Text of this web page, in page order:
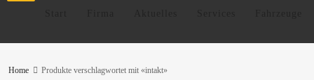
Home Produkte verschlagwortet mit «intakt»